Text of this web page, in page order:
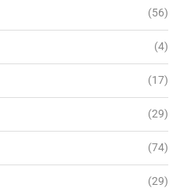
(56)
(4)
(17)
(29)
(74)
(29)